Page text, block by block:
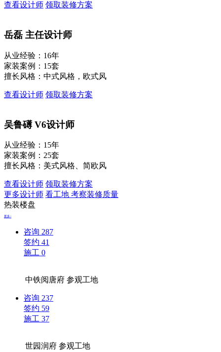
查看设计师 领取装修方案
岳磊 主任设计师
从业经验：16年
家装案例：15套
擅长风格：中式风格，欧式风
查看设计师 领取装修方案
吴鲁礡V6设计师
从业经验：15年
家装案例：25套
擅长风格：美式风格、简欧风
查看设计师 领取装修方案
更多设计师 看工地 考察装修质量
热装楼盘
更多>
咨询 287
签约 41
施工 0
中铁阅唐府参观工地
咨询 237
签约 59
施工 37
世园润府参观工地